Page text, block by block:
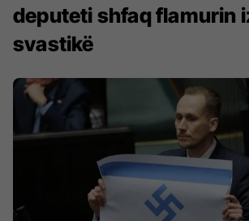
deputeti shfaq flamurin
svastikë